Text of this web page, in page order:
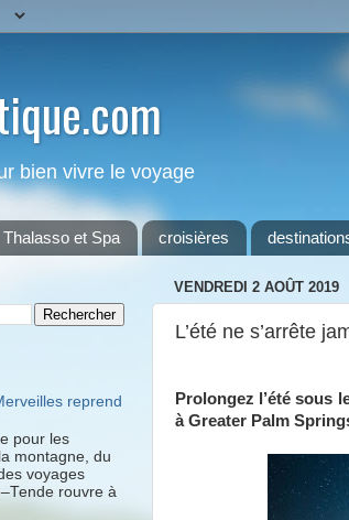
bien vivre le voyage
Thalasso et Spa croisières
VENDREDI 2 AOÛT 2019
L’été ne s’arrête
Prolongez l’été sous
à Greater Palm
reprend
pour les
montagne, du
voyages
rouvre à